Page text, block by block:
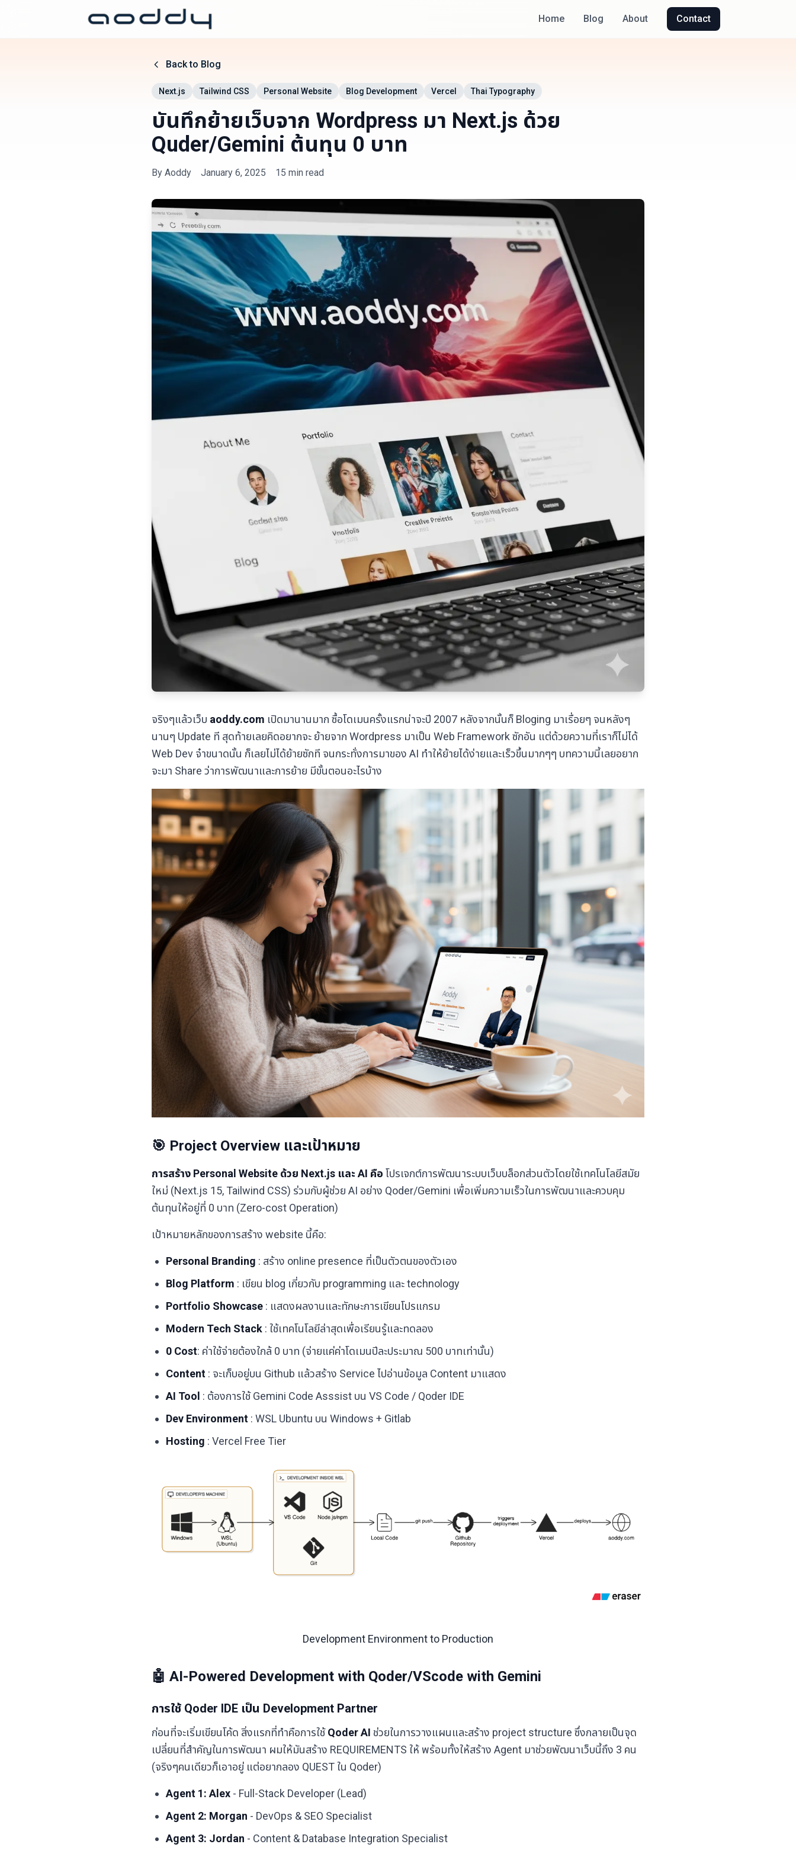
Home Blog About Contact
Back to Blog
Next.js Tailwind CSS Personal Website Blog Development Vercel Thai Typography
บันทึกย้ายเว็บจาก Wordpress มา Next.js ด้วย
Quder/Gemini ต้นทุน 0 บาท
By Aoddy January 6, 2025 15 min read
จริงๆแล้วเว็บ aoddy.com เปิดมานานมาก ซื้อโดเมนครั้งแรกน่าจะปี 2007 หลังจากนั้นก็ Bloging มาเรื่อยๆ จนหลังๆ
นานๆ Update ที สุดท้ายเลยคิดอยากจะ ย้ายจาก Wordpress มาเป็น Web Framework ซักอัน แต่ด้วยความที่เราก็ไม่ได้
Web Dev จ๋าขนาดนั้น ก็เลยไม่ได้ย้ายซักที จนกระทั่งการมาของ AI ทำให้ย้ายได้ง่ายและเร็วขึ้นมากๆๆ บทความนี้เลยอยาก
จะมา Share ว่าการพัฒนาและการย้าย มีขั้นตอนอะไรบ้าง
🎯 Project Overview และเป้าหมาย
การสร้าง Personal Website ด้วย Next.js และ AI คือ โปรเจกต์การพัฒนาระบบเว็บบล็อกส่วนตัวโดยใช้เทคโนโลยีสมัย
ใหม่ (Next.js 15, Tailwind CSS) ร่วมกับผู้ช่วย AI อย่าง Qoder/Gemini เพื่อเพิ่มความเร็วในการพัฒนาและควบคุม
ต้นทุนให้อยู่ที่ 0 บาท (Zero-cost Operation)
เป้าหมายหลักของการสร้าง website นี้คือ:
Personal Branding : สร้าง online presence ที่เป็นตัวตนของตัวเอง
Blog Platform : เขียน blog เกี่ยวกับ programming และ technology
Portfolio Showcase : แสดงผลงานและทักษะการเขียนโปรแกรม
Modern Tech Stack : ใช้เทคโนโลยีล่าสุดเพื่อเรียนรู้และทดลอง
0 Cost: ค่าใช้จ่ายต้องใกล้ 0 บาท (จ่ายแค่ค่าโดเมนปีละประมาณ 500 บาทเท่านั้น)
Content : จะเก็บอยู่บน Github แล้วสร้าง Service ไปอ่านข้อมูล Content มาแสดง
AI Tool : ต้องการใช้ Gemini Code Asssist บน VS Code / Qoder IDE
Dev Environment : WSL Ubuntu บน Windows + Gitlab
Hosting : Vercel Free Tier
Development Environment to Production
🤖 AI-Powered Development with Qoder/VScode with Gemini
การใช้ Qoder IDE เป็น Development Partner
ก่อนที่จะเริ่มเขียนโค้ด สิ่งแรกที่ทำคือการใช้Qoder AI ช่วยในการวางแผนและสร้าง project structure ซึ่งกลายเป็นจุด
เปลี่ยนที่สำคัญในการพัฒนา ผมให้มันสร้าง REQUIREMENTS ให้ พร้อมทั้งให้สร้าง Agent มาช่วยพัฒนาเว็บนี้ถึง 3 คน
(จริงๆคนเดียวก็เอาอยู่ แต่อยากลอง QUEST ใน Qoder)
Agent 1: Alex - Full-Stack Developer (Lead)
Agent 2: Morgan - DevOps & SEO Specialist
Agent 3: Jordan - Content & Database Integration Specialist